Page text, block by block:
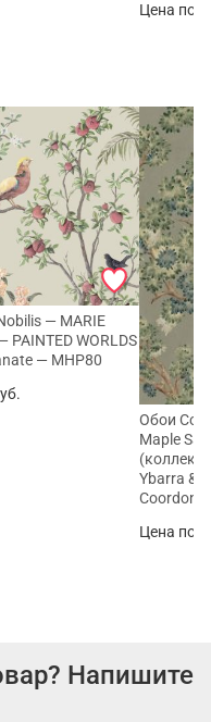
Цена по
— MARIE
PAINTED WORLDS
— MHP80
Обои
Maple
Ybarra &
Цена по
Напишите